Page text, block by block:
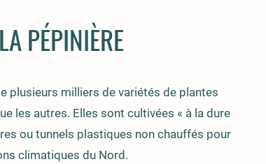
PÉPINIÈRE
plusieurs milliers de variétés de plantes
les autres. Elles sont cultivées « à la dure
ou tunnels plastiques non chauffés pour
climatiques du Nord.